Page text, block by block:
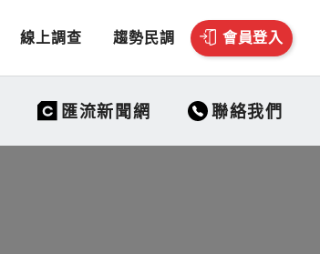
線上調查 趨勢民調 會員登入
匯流新聞網 聯絡我們